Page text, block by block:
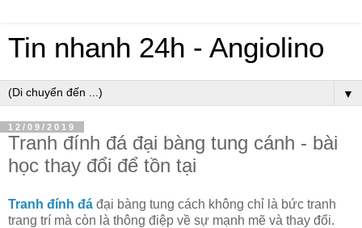
Tin nhanh 24h - Angiolino
▼
12/09/2019
Tranh đính đá đại bàng tung cánh - bài
học thay đổi để tồn tại
Tranh đính đá đại bàng tung cách không chỉ là bức tranh
trang trí mà còn là thông điệp về sự mạnh mẽ và thay đổi.